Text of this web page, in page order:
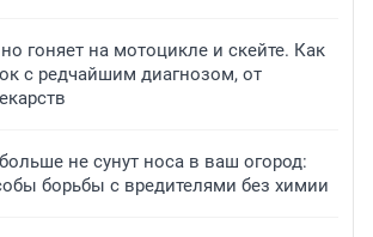
гоняет на мотоцикле и скейте. Как
с редчайшим диагнозом, от
не сунут носа в ваш огород:
борьбы с вредителями без химии